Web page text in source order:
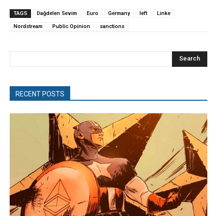
TAGS Dağdelen Sevim Euro Germany left Linke
Nordstream Public Opinion sanctions
Search
RECENT POSTS